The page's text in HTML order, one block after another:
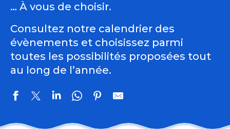
… À vous de choisir.
Consultez notre calendrier des
évènements et choisissez parmi
toutes les possibilités proposées tout
au long de l’année.